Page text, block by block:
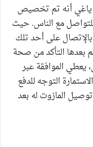
ياغي أنه تم تخصيص
مع الناس. حيث
على أحد تلك
بعدها التأكد من صحة
يعطي الموافقة عبر
التوجه للدفع
المازوت له بعد